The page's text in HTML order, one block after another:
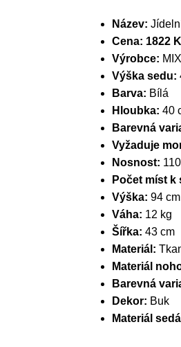
Název:
Cena: 1822
Výrobce:
Výška sedu:
Barva: Bílá
Hloubka: 40
Barevná
Vyžaduje
Nosnost:
Počet míst k
Výška: 94 cm
Váha: 12 kg
Šířka: 43 cm
Materiál:
Materiál
Barevná
Dekor: Buk
Materiál